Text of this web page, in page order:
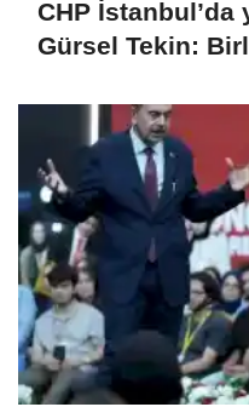
CHP İstanbul’da
Gürsel Tekin: